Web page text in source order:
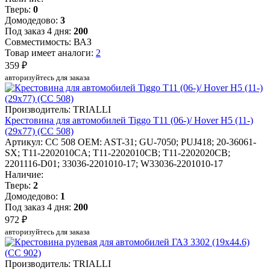
Тверь: 0
Домодедово: 3
Под заказ 4 дня: 200
Совместимость: ВАЗ
Товар имеет аналоги: 2
359 ₽
авторизуйтесь для заказа
Производитель: TRIALLI
Крестовина для автомобилей Tiggo T11 (06-)/ Hover H5 (11-)
(29x77) (CC 508)
Артикул: CC 508 OEM: AST-31; GU-7050; PUJ418; 20-36061-
SX; T11-2202010CA; T11-2202010CB; T11-2202020CB;
2201116-D01; 33036-2201010-17; W33036-2201010-17
Наличие:
Тверь: 2
Домодедово: 1
Под заказ 4 дня: 200
972 ₽
авторизуйтесь для заказа
Производитель: TRIALLI